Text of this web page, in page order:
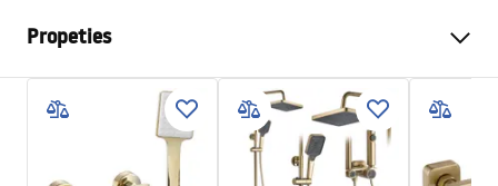
Propeties
Culisante
110
Universal